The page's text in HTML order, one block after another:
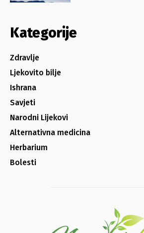
Kategorije
Zdravlje
Ljekovito bilje
Ishrana
Savjeti
Narodni Lijekovi
Alternativna medicina
Herbarium
Bolesti